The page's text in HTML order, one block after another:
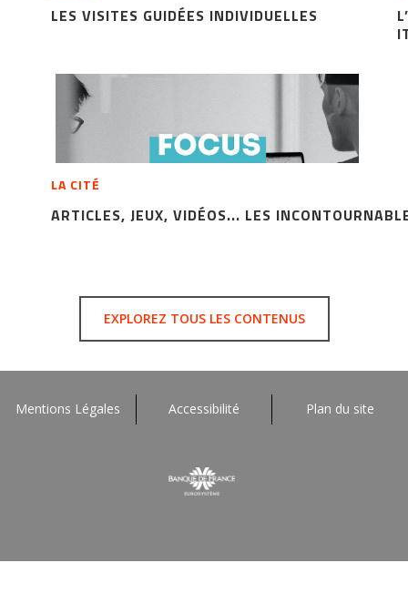
LES VISITES GUIDÉES INDIVIDUELLES
LA CITÉ
ARTICLES, JEUX, VIDÉOS... LES
EXPLOREZ TOUS LES CONTENUS
Mentions Légales Accessibilité Plan du site